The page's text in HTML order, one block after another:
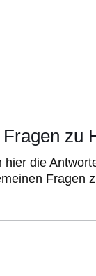
zu
hier die
Fragen